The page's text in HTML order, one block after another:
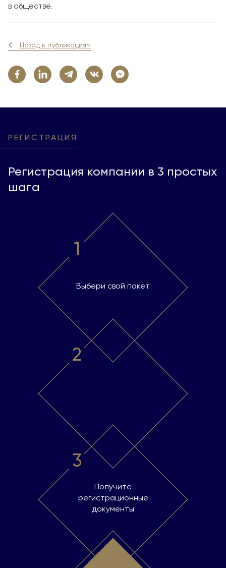
в обществе.
Назад к публикациям
РЕГИСТРАЦИЯ
Регистрация компании в 3 простых
шага
Выбери свой пакет
1
2
Получите
регистрационные
документы
3